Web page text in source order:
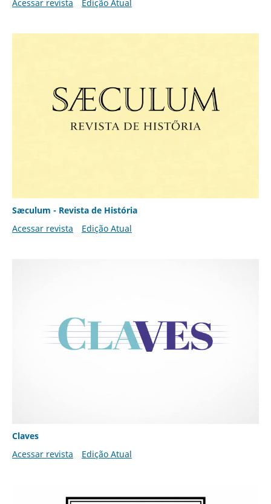
Acessar revista
Edição Atual
Sæculum - Revista de História
Acessar revista
Edição Atual
Claves
Acessar revista
Edição Atual